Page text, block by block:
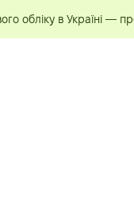
обліку в Україні —